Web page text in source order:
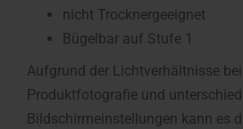
nicht Trocknergeeignet
Bügelbar auf Stufe 1
Aufgrund der Lichtverhältnisse
Produktfotografie und
Bildschirmeinstellungen kann es